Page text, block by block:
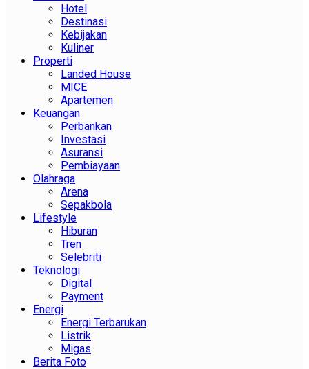
Hotel
Destinasi
Kebijakan
Kuliner
Properti
Landed House
MICE
Apartemen
Keuangan
Perbankan
Investasi
Asuransi
Pembiayaan
Olahraga
Arena
Sepakbola
Lifestyle
Hiburan
Tren
Selebriti
Teknologi
Digital
Payment
Energi
Energi Terbarukan
Listrik
Migas
Berita Foto